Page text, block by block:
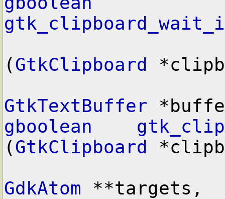
(GtkClipboard
GtkTextBuffer
gboolean
(GtkClipboard
GdkAtom **targets,